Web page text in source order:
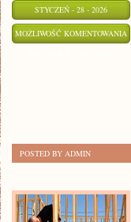
STYCZEŃ - 28 - 2026
MOŻLIWOŚĆ KOMENTOWANIA
POSTED BY ADMIN